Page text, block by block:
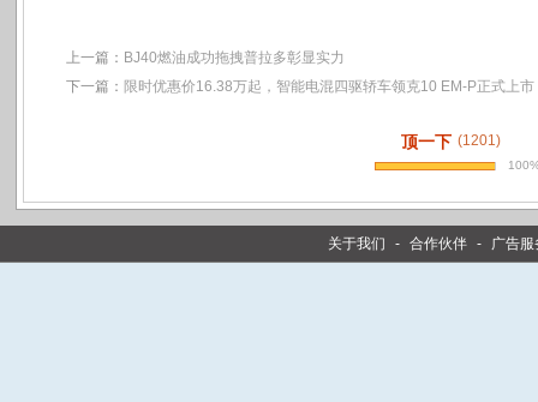
上一篇： BJ40燃油成功拖拽普拉多​彰显实力
下一篇： 限时优惠价16.38万起，智能电混四驱轿车领克10 EM-P正式上市
顶一下 (1201)
关于我们 - 合作伙伴 - 广告服